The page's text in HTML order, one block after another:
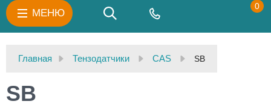
МЕНЮ
0
Главная Тензодатчики CAS SB
SB